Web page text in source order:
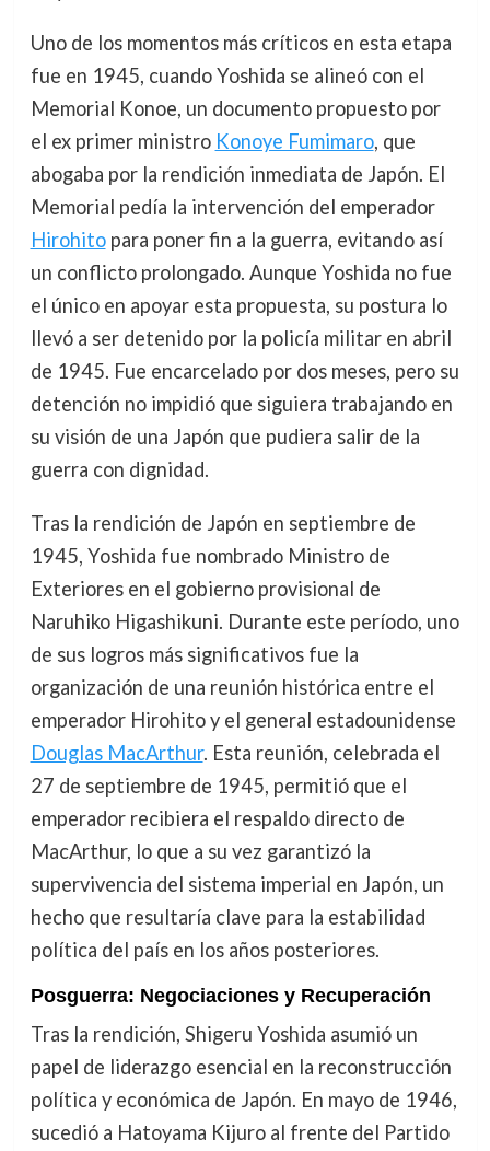
Uno de los momentos más críticos en esta etapa
fue en 1945, cuando Yoshida se alineó con el
Memorial Konoe, un documento propuesto por
el ex primer ministro Konoye Fumimaro, que
abogaba por la rendición inmediata de Japón. El
Memorial pedía la intervención del emperador
Hirohitopara poner fin a la guerra, evitando así
un conflicto prolongado. Aunque Yoshida no fue
el único en apoyar esta propuesta, su postura lo
llevó a ser detenido por la policía militar en abril
de 1945. Fue encarcelado por dos meses, pero su
detención no impidió que siguiera trabajando en
su visión de una Japón que pudiera salir de la
guerra con dignidad.
Tras la rendición de Japón en septiembre de
1945, Yoshida fue nombrado Ministro de
Exteriores en el gobierno provisional de
Naruhiko Higashikuni. Durante este período, uno
de sus logros más significativos fue la
organización de una reunión histórica entre el
emperador Hirohito y el general estadounidense
Douglas MacArthur. Esta reunión, celebrada el
27 de septiembre de 1945, permitió que el
emperador recibiera el respaldo directo de
MacArthur, lo que a su vez garantizó la
supervivencia del sistema imperial en Japón, un
hecho que resultaría clave para la estabilidad
política del país en los años posteriores.
Posguerra: Negociaciones y Recuperación
Tras la rendición, Shigeru Yoshida asumió un
papel de liderazgo esencial en la reconstrucción
política y económica de Japón. En mayo de 1946,
sucedió a Hatoyama Kijuro al frente del Partido